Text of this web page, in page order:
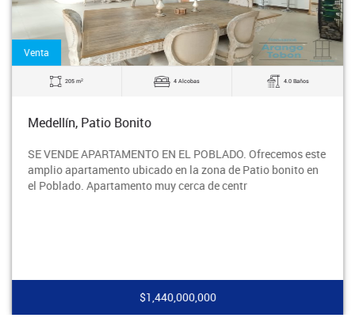
Venta
205 m2 4 Alcobas 4.0 Baños
Medellín, Patio Bonito
SE VENDE APARTAMENTO EN EL POBLADO. Ofrecemos este
amplio apartamento ubicado en la zona de Patio bonito en
el Poblado. Apartamento muy cerca de centr
$1,440,000,000